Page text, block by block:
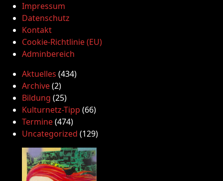
Impressum
Datenschutz
Kontakt
Cookie-Richtlinie (EU)
Adminbereich
Aktuelles (434)
Archive(2)
Bildung (25)
Kulturnetz-Tipp (66)
Termine(474)
Uncategorized (129)